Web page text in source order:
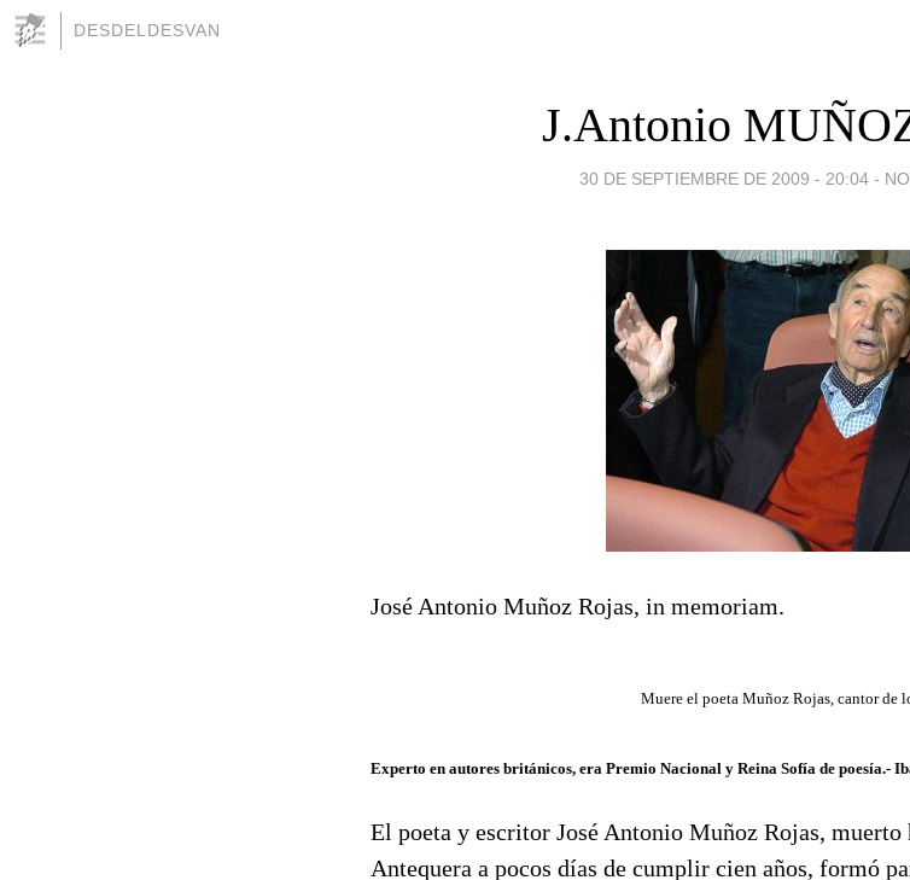
DESDELDESVAN
J.Antonio
30 DE SEPTIEMBRE DE 2009 - 20:04 -
José Antonio Muñoz Rojas, in memoriam.
Muere el poeta Muñoz Rojas, cantor de
Experto en autores británicos, era Premio Nacional y Reina Sofía de poesía.-
El poeta y escritor José Antonio Muñoz Rojas,
Antequera a pocos días de cumplir cien años, formó